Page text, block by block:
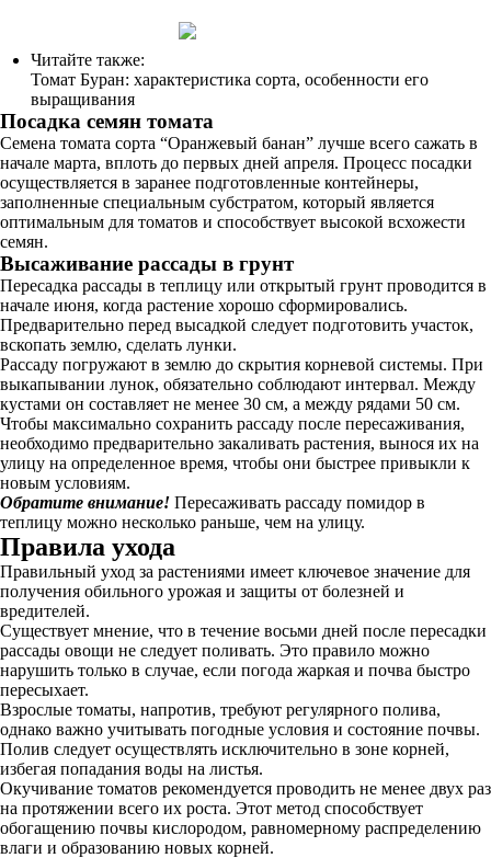
Читайте также:
Томат Буран: характеристика сорта, особенности его
выращивания
Посадка семян томата
Семена томата сорта “Оранжевый банан” лучше всего сажать в
начале марта, вплоть до первых дней апреля. Процесс посадки
осуществляется в заранее подготовленные контейнеры,
заполненные специальным субстратом, который является
оптимальным для томатов и способствует высокой всхожести
семян.
Высаживание рассады в грунт
Пересадка рассады в теплицу или открытый грунт проводится в
начале июня, когда растение хорошо сформировались.
Предварительно перед высадкой следует подготовить участок,
вскопать землю, сделать лунки.
Рассаду погружают в землю до скрытия корневой системы. При
выкапывании лунок, обязательно соблюдают интервал. Между
кустами он составляет не менее 30 см, а между рядами 50 см.
Чтобы максимально сохранить рассаду после пересаживания,
необходимо предварительно закаливать растения, вынося их на
улицу на определенное время, чтобы они быстрее привыкли к
новым условиям.
Обратите внимание! Пересаживать рассаду помидор в
теплицу можно несколько раньше, чем на улицу.
Правила ухода
Правильный уход за растениями имеет ключевое значение для
получения обильного урожая и защиты от болезней и
вредителей.
Существует мнение, что в течение восьми дней после пересадки
рассады овощи не следует поливать. Это правило можно
нарушить только в случае, если погода жаркая и почва быстро
пересыхает.
Взрослые томаты, напротив, требуют регулярного полива,
однако важно учитывать погодные условия и состояние почвы.
Полив следует осуществлять исключительно в зоне корней,
избегая попадания воды на листья.
Окучивание томатов рекомендуется проводить не менее двух раз
на протяжении всего их роста. Этот метод способствует
обогащению почвы кислородом, равномерному распределению
влаги и образованию новых корней.